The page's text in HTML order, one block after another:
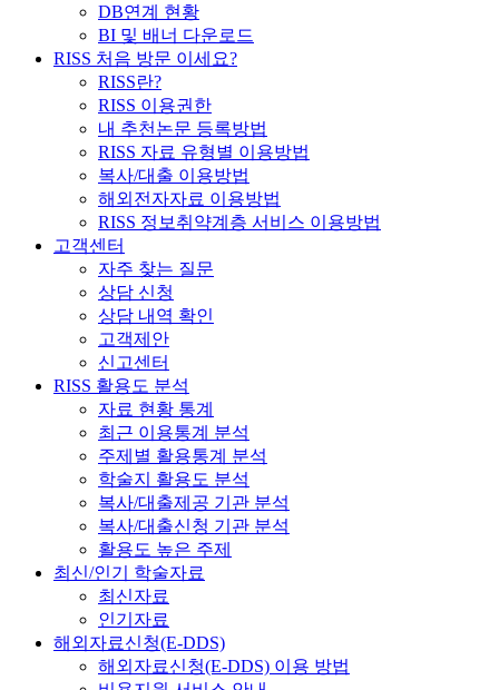
DB연계 현황
BI 및 배너 다운로드
RISS 처음 방문 이세요?
RISS란?
RISS 이용권한
내 추천논문 등록방법
RISS 자료 유형별 이용방법
복사/대출 이용방법
해외전자자료 이용방법
RISS 정보취약계층 서비스 이용방법
고객센터
자주 찾는 질문
상담 신청
상담 내역 확인
고객제안
신고센터
RISS 활용도 분석
자료 현황 통계
최근 이용통계 분석
주제별 활용통계 분석
학술지 활용도 분석
복사/대출제공 기관 분석
복사/대출신청 기관 분석
활용도 높은 주제
최신/인기 학술자료
최신자료
인기자료
해외자료신청(E-DDS)
해외자료신청(E-DDS) 이용 방법